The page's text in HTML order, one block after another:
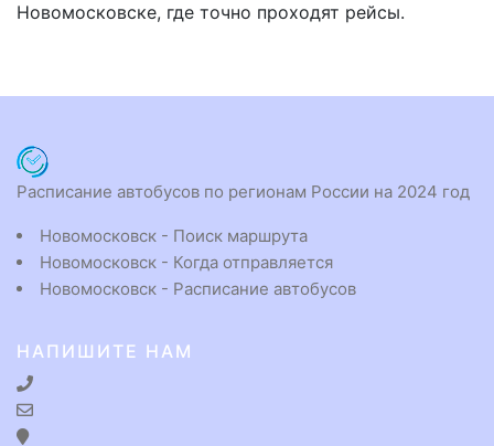
Новомосковске, где точно проходят рейсы.
Расписание автобусов по регионам России на 2024 год
Новомосковск - Поиск маршрута
Новомосковск - Когда отправляется
Новомосковск - Расписание автобусов
НАПИШИТЕ НАМ